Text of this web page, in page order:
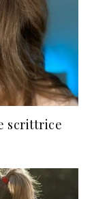
scrittrice